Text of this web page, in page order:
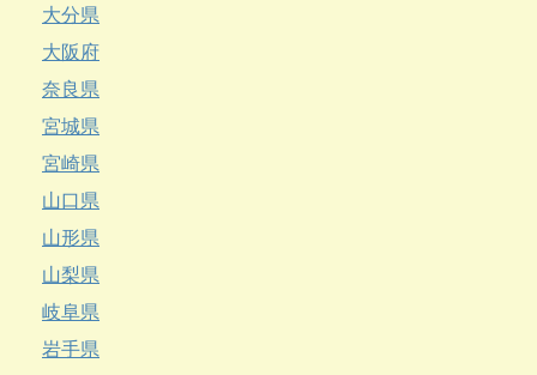
大分県
大阪府
奈良県
宮城県
宮崎県
山口県
山形県
山梨県
岐阜県
岩手県